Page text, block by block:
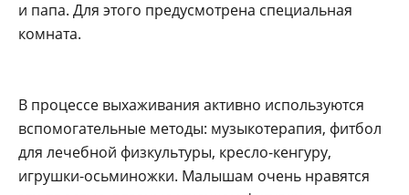
и папа. Для этого предусмотрена специальная
комната.
В процессе выхаживания активно используются
вспомогательные методы: музыкотерапия, фитбол
для лечебной физкультуры, кресло-кенгуру,
игрушки-осьминожки. Малышам очень нравятся